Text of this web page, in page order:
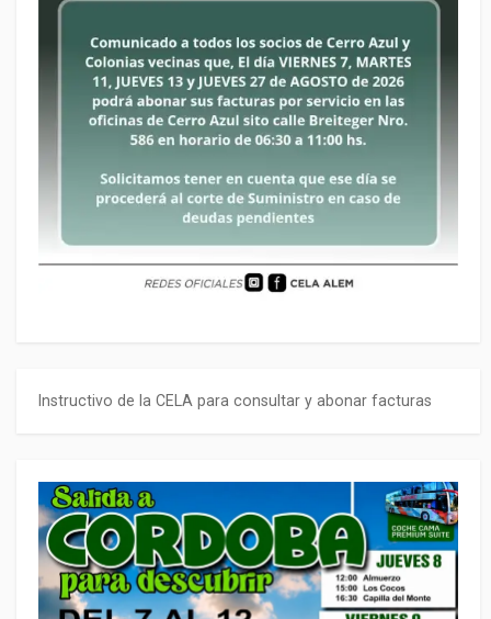
Instructivo de la CELA para consultar y abonar facturas